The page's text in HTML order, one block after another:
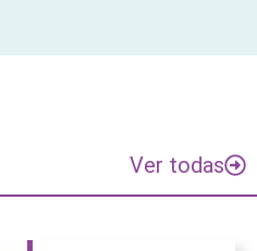
Ver todas